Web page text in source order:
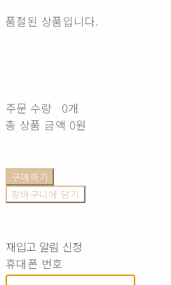
품절된 상품입니다.
주문 수량
0개
총 상품 금액 0원
구매하기
장바구니에 담기
재입고 알림 신청
휴대폰 번호